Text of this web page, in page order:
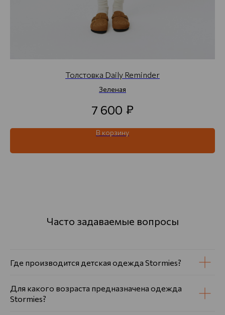
Толстовка Daily Reminder
Зеленая
7 600 ₽
В корзину
Часто задаваемые вопросы
Где производится детская одежда Stormies?
Для какого возраста предназначена одежда
Stormies?